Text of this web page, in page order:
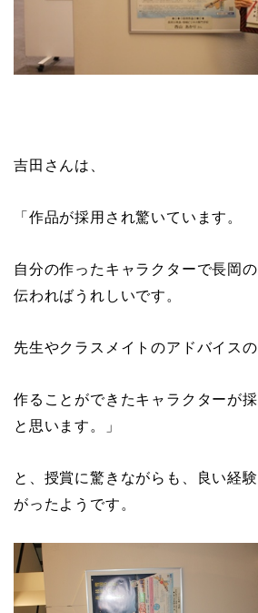
吉田さんは、
「作品が採用され驚いています。
自分の作ったキャラクターで長岡
伝わればうれしいです。
先生やクラスメイトのアドバイスの
作ることができたキャラクターが
と思います。」
と、授賞に驚きながらも、良い経
がったようです。